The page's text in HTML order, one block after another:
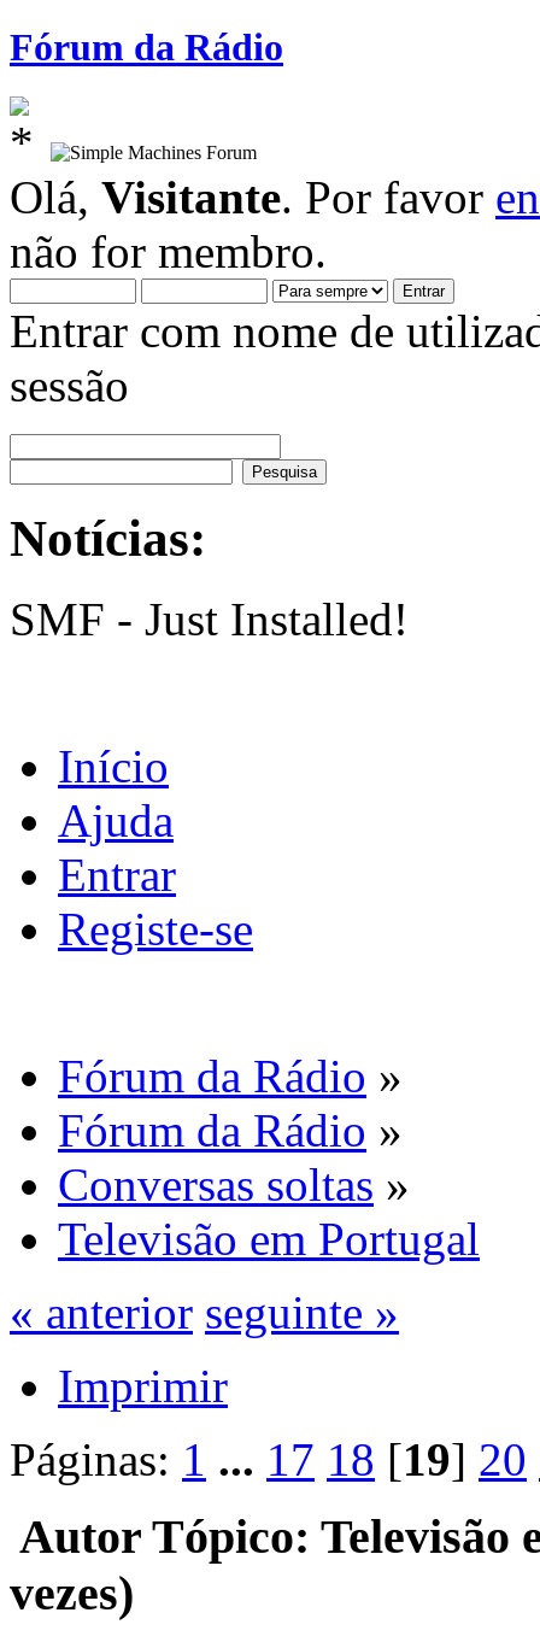
Fórum da Rádio
Olá, Visitante. Por favor
não for membro.
Entrar com nome de
sessão
Notícias:
SMF - Just Installed!
Início
Ajuda
Entrar
Registe-se
Fórum da Rádio »
Fórum da Rádio »
Conversas soltas »
Televisão em Portugal
« anterior seguinte »
Imprimir
Páginas: 1 ... 17 18 [19] 20
Autor Tópico: Televisão
vezes)